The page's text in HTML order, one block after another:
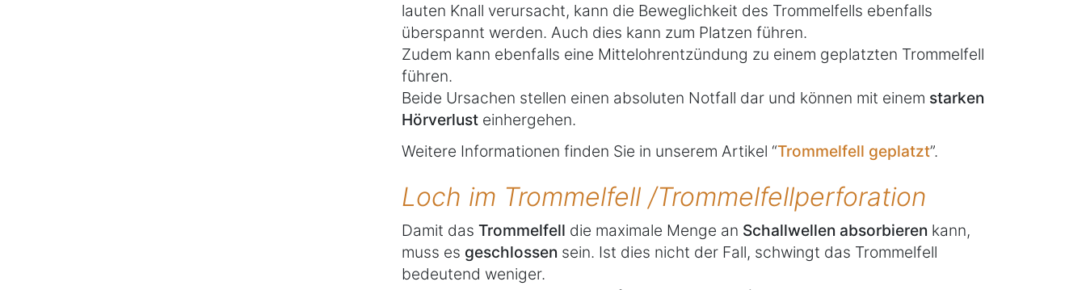
lauten Knall verursacht, kann die Beweglichkeit des Trommelfells ebenfalls
überspannt werden. Auch dies kann zum Platzen führen.
Zudem kann ebenfalls eine Mittelohrentzündung zu einem geplatzten Trommelfell
führen.
Beide Ursachen stellen einen absoluten Notfall dar und können mit einem starken
Hörverlust einhergehen.
Weitere Informationen finden Sie in unserem Artikel “Trommelfell geplatzt”.
Loch im Trommelfell /Trommelfellperforation
Damit das Trommelfell die maximale Menge an Schallwellen absorbieren kann,
muss es geschlossen sein. Ist dies nicht der Fall, schwingt das Trommelfell
bedeutend weniger.